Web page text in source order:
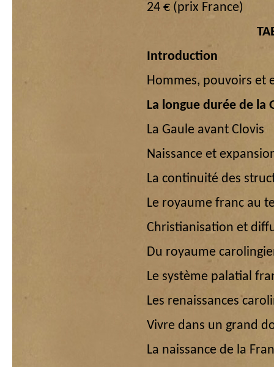
24 € (prix France)
Introduction
Hommes, pouvoirs et
La longue durée de la
La Gaule avant Clovis
Naissance et
La continuité des
Le royaume franc au
Christianisation et
Du royaume
Le système palatial
Les renaissances
Vivre dans un grand
La naissance de la